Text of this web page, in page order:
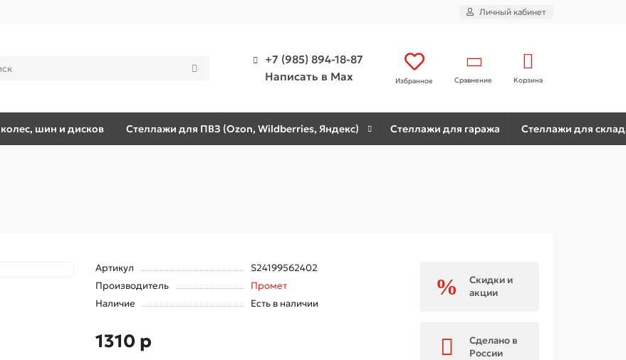
Личный кабинет
+7 (985) 894-18-87
Написать в Max
Избранное Сравнение Корзина
шин и дисков Стеллажи для ПВЗ (Ozon, Wildberries, Яндекс) Стеллажи для гаража Стеллажи для
Артикул
S24199562402
Производитель
Промет
Наличие
Есть в наличии
1310 р
Скидки и
акции
Сделано в
России